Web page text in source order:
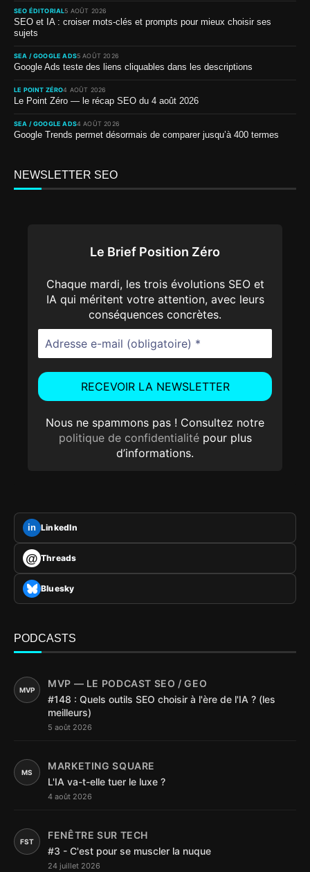
SEO ÉDITORIAL5 AOÛT 2026
SEO et IA : croiser mots-clés et prompts pour mieux choisir ses
sujets
SEA / GOOGLE ADS5 AOÛT 2026
Google Ads teste des liens cliquables dans les descriptions
LE POINT ZÉRO4 AOÛT 2026
Le Point Zéro — le récap SEO du 4 août 2026
SEA / GOOGLE ADS4 AOÛT 2026
Google Trends permet désormais de comparer jusqu’à 400 termes
NEWSLETTER SEO
Le Brief Position Zéro
Chaque mardi, les trois évolutions SEO et
IA qui méritent votre attention, avec leurs
conséquences concrètes.
Nous ne spammons pas ! Consultez notre
politique de confidentialitépour plus
d’informations.
in LinkedIn
@ Threads
Bluesky
PODCASTS
MVP
MVP — LE PODCAST SEO / GEO
#148 : Quels outils SEO choisir à l'ère de l'IA ? (les
meilleurs)
5 août 2026
MS
MARKETING SQUARE
L'IA va-t-elle tuer le luxe ?
4 août 2026
FST
FENÊTRE SUR TECH
#3 - C'est pour se muscler la nuque
24 juillet 2026